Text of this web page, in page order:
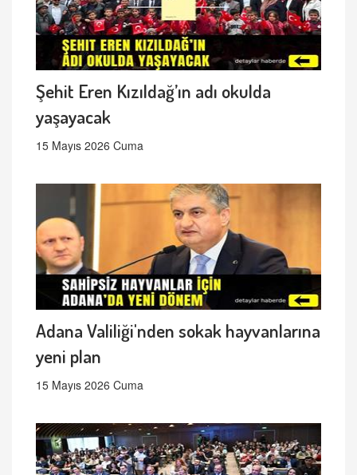
Şehit Eren Kızıldağ’ın adı okulda
yaşayacak
15 Mayıs 2026 Cuma
Adana Valiliği'nden sokak hayvanlarına
yeni plan
15 Mayıs 2026 Cuma